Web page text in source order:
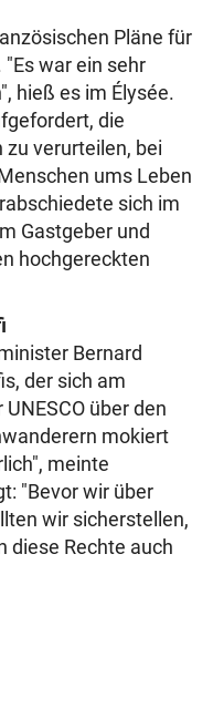
Pläne für
war ein sehr
hieß es im Élysée.
die
verurteilen, bei
ums Leben
sich im
Gastgeber und
hochgereckten
Bernard
der sich am
über den
mokiert
meinte
"Bevor wir über
wir sicherstellen,
diese Rechte auch